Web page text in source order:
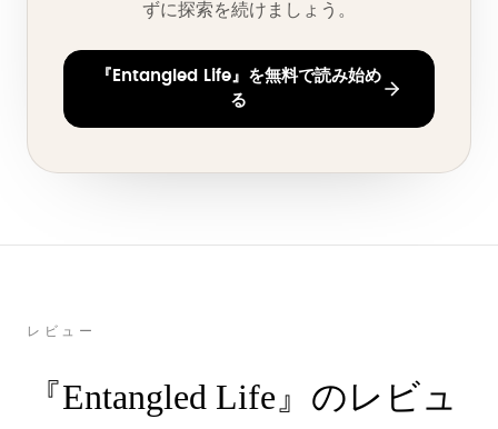
ずに探索を続けましょう。
『Entangled Life』を無料で読み始め
る
レビュー
『Entangled Life』のレビュ